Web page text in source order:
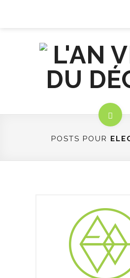
POSTS POUR